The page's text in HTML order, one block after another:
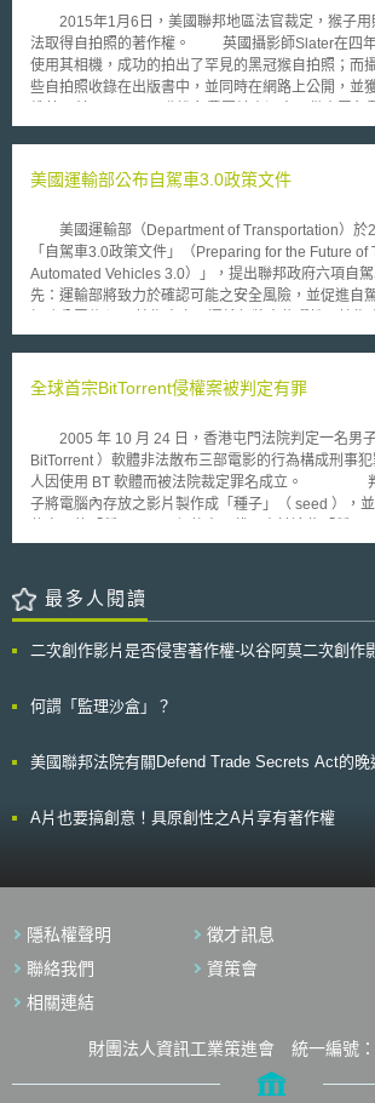
人情報処理推進機構，IPA）為主管機關。其目的在於
通安全之整體性策略，而經產省則以觀察員（オブザ
除支援產業界合作，亦藉此強化政府與業界就供應鏈
只要贊同上述經產省政策方向與聯盟方針，任何
SC3。針對產業供應鏈遭遇資安攻擊的問題，經產省
服務），邀集具相關專長之企業，在其他企業遭遇供
與提供協助隊服務的企業建立審查認證制度。其具體
制度取得認證的企業，將獲授權使用「資通安全協助
界推廣協助隊服務制度，讓取得認證的中小企業得以
與宣傳材料。
2015年1月6日，美國聯邦地區法官裁定，猴子用
法取得自拍照的著作權。 英國攝影師Slater在四年前，讓黑冠猴Naruto
使用其相機，成功的拍出了罕見的黑冠猴自拍照；而
些自拍照收錄在出版書中，並同時在網路上公開，並
為則認為這些照片的著作權已經被英國官方認可屬於
權登記僅適用「人類作品」，據此Naruto之自拍照並
織也加入了著作權爭奪戰局，其認為由Naruto所拍攝
於Naruto，但由於Naruto不懂如何行使權利，故由
相關收益均會用於保護黑冠猴，並且向舊金山聯邦法
法院則在2016年1月6日判決，目前著作權法仍未將
品上，故Naruto並未擁有該自拍照著作權，自無PETA
美國運輸部公布自駕車3.0政策文件
美國運輸部（Department of Transportation）於
「自駕車3.0政策文件」（Preparing for the Future of
Automated Vehicles 3.0）」，提出聯邦政府六項自駕車策
先：運輸部將致力於確認可能之安全風險，並促進自
駕車競爭與創新。 法令的與時俱進：運輸部將會檢討並修正無法因應自駕
環境的一致性：運輸部將致力於讓法規環境與自駕車
駕車未來，亦將針對車聯網等相關補充性技術進行準備。 保障並促
由：運輸部將確保美國民眾之駕駛自由，並支持透過
弱勢族群之移動便利，進而促進個人自由。 「自駕車3.0政策文件」並
建立五個策略，包括利益相關人參與、典範實務（
標準、目標研究（Targeted research）與規範現代化
徑，以促進規範之彈性。
全球首宗BitTorrent侵權案被判定有罪
2005 年 10 月 24 日，香港屯門法院判定一名男
BitTorrent ）軟體非法散布三部電影的行為構成刑事
人因使用 BT 軟體而被法院裁定罪名成立。 判案書指出，該名男
子將電腦內存放之影片製作成「種子」（ seed ），
所有人造成侵害，已違反了香港法例第 528 章《版權
定，但香港法院解釋認為，上傳 BT 種子的行為已屬
這項判決雖存有解釋上的疑義，但是本案將同時對國
體，下載者在下載檔案的過程中，本身也將承擔部分
因為據今年 6 月美國最高法院裁定， P2P 軟體公司必
最多人閱讀
二次創作影片是否侵害著作權-以谷阿莫二次創作
何謂「監理沙盒」？
美國聯邦法院有關Defend Trade Secrets Act的晚
A片也要搞創意！具原創性之A片享有著作權
隱私權聲明 徵才訊息
聯絡我們
資策會
相關連結
財團法人資訊工業策進會 統一編號